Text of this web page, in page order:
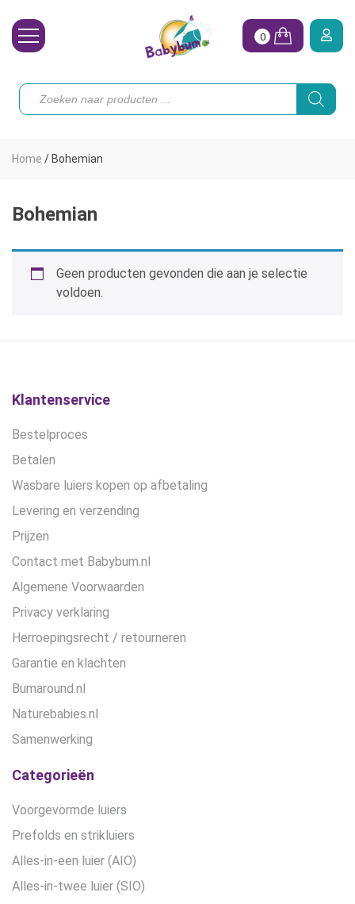
Toebehoren
Koopjes
Hoe begin ik?
0
Producten
zoeken
Home / Bohemian
Bohemian
Geen producten gevonden die aan je selectie
voldoen.
Klantenservice
Bestelproces
Betalen
Wasbare luiers kopen op afbetaling
Levering en verzending
Prijzen
Contact met Babybum.nl
Algemene Voorwaarden
Privacy verklaring
Herroepingsrecht / retourneren
Garantie en klachten
Bumaround.nl
Naturebabies.nl
Samenwerking
Categorieën
Voorgevormde luiers
Prefolds en strikluiers
Alles-in-een luier (AIO)
Alles-in-twee luier (SIO)